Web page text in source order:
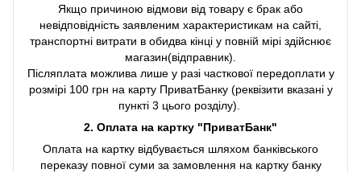
Якщо причиною відмови від товару є брак або
невідповідність заявленим характеристикам на сайті,
транспортні витрати в обидва кінці у повній мірі здійснює
магазин(відправник).
Післяплата можлива лише у разі часткової передоплати у
розмірі 100 грн на карту ПриватБанку (реквізити вказані у
пункті 3 цього розділу).
2. Оплата на картку "ПриватБанк"
Оплата на картку відбувається шляхом банківського
переказу повної суми за замовлення на картку банку